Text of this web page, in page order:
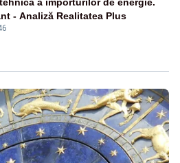
- Analiză Realitatea Plus